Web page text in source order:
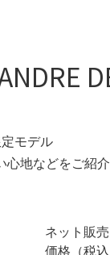
モデル
地などをご紹
ネット販売
価格（税込